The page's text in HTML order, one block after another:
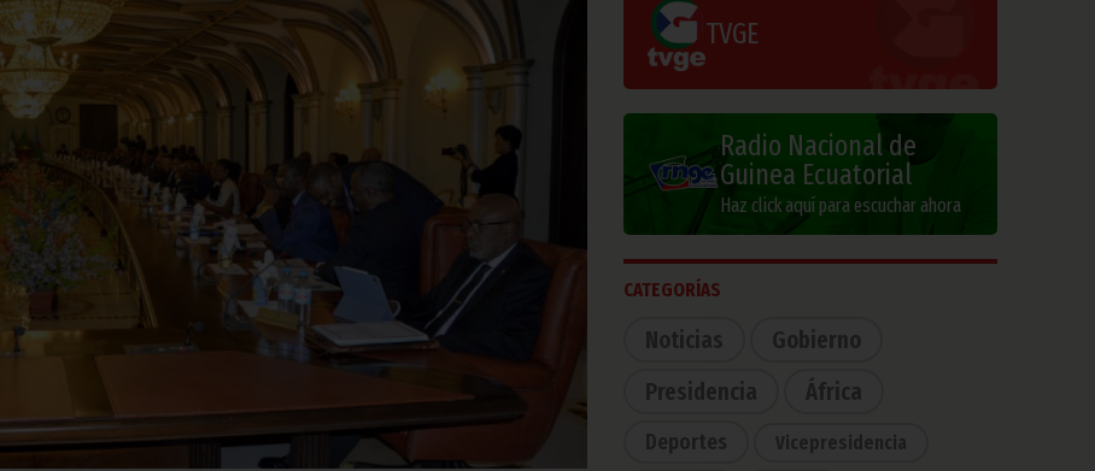
TVGE
Radio Nacional de
Guinea Ecuatorial
Haz click aquí para escuchar ahora
CATEGORÍAS
Noticias
Gobierno
Presidencia
África
Deportes Vicepresidencia